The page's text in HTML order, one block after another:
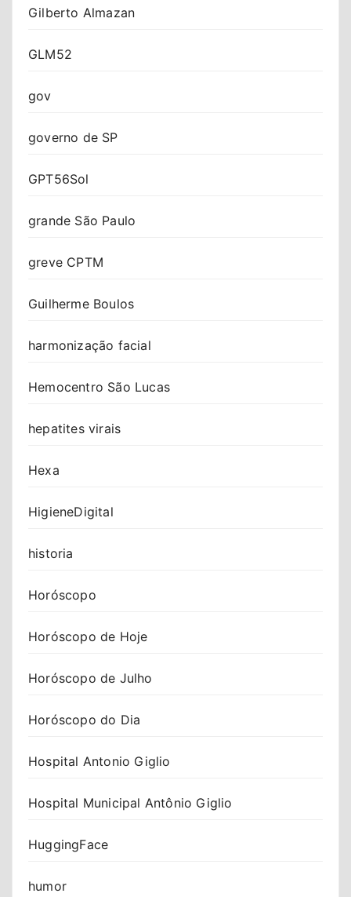
Gilberto Almazan
GLM52
gov
governo de SP
GPT56Sol
grande São Paulo
greve CPTM
Guilherme Boulos
harmonização facial
Hemocentro São Lucas
hepatites virais
Hexa
HigieneDigital
historia
Horóscopo
Horóscopo de Hoje
Horóscopo de Julho
Horóscopo do Dia
Hospital Antonio Giglio
Hospital Municipal Antônio Giglio
HuggingFace
humor